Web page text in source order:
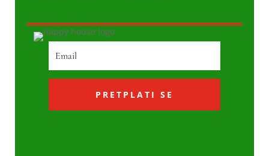
PRETPLATI SE